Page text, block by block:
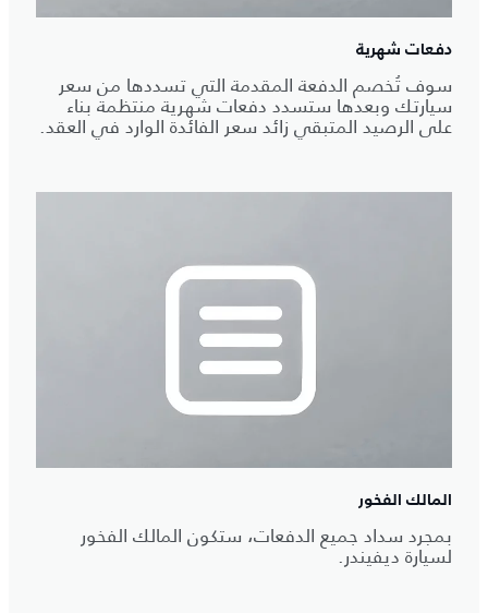
دفعات شهرية
سوف تُخصم الدفعة المقدمة التي تسددها من سعر
سيارتك وبعدها ستسدد دفعات شهرية منتظمة بناء
على الرصيد المتبقي زائد سعر الفائدة الوارد في العقد.
المالك الفخور
بمجرد سداد جميع الدفعات، ستكون المالك الفخور
لسيارة ديفيندر.